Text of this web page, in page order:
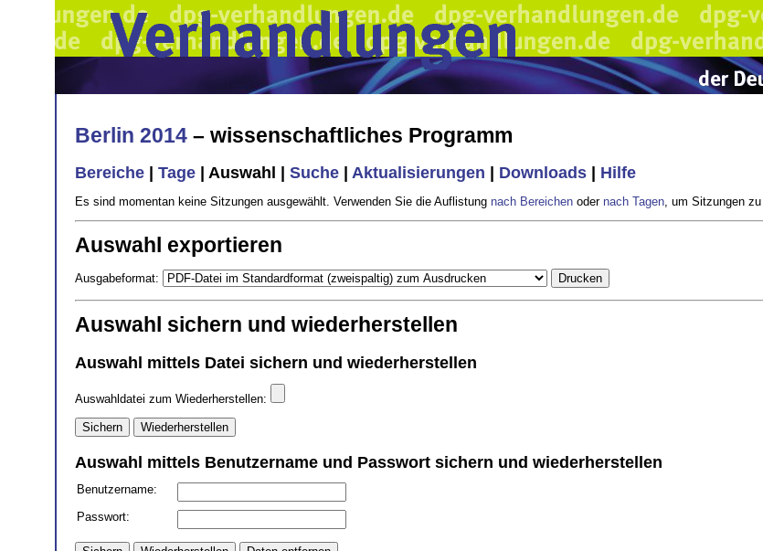
Berlin 2014 – wissenschaftliches Programm
Bereiche Tage | Auswahl | Suche Aktualisierungen Downloads Hilfe
Es sind momentan keine Sitzungen ausgewählt. Verwenden Sie die Auflistung nach Bereichen oder nach Tagen, um Sitzungen zu
Auswahl exportieren
Ausgabeformat:
Auswahl sichern und wiederherstellen
Auswahl mittels Datei sichern und wiederherstellen
Auswahldatei zum Wiederherstellen:
Auswahl mittels Benutzername und Passwort sichern und wiederherstellen
Benutzername:
Passwort: